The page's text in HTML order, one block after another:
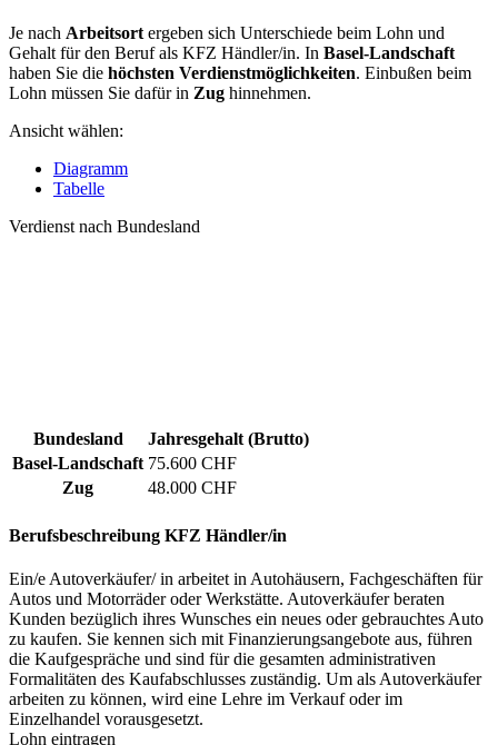
Je nach Arbeitsort ergeben sich Unterschiede beim Lohn und
Gehalt für den Beruf als KFZ Händler/in. In Basel-Landschaft
haben Sie die höchsten Verdienstmöglichkeiten. Einbußen beim
Lohn müssen Sie dafür in Zug hinnehmen.
Ansicht wählen:
Diagramm
Tabelle
Verdienst nach Bundesland
Bundesland
Jahresgehalt (Brutto)
Basel-Landschaft 75.600 CHF
Zug
48.000 CHF
Berufsbeschreibung KFZ Händler/in
Ein/e Autoverkäufer/ in arbeitet in Autohäusern, Fachgeschäften für
Autos und Motorräder oder Werkstätte. Autoverkäufer beraten
Kunden bezüglich ihres Wunsches ein neues oder gebrauchtes Auto
zu kaufen. Sie kennen sich mit Finanzierungsangebote aus, führen
die Kaufgespräche und sind für die gesamten administrativen
Formalitäten des Kaufabschlusses zuständig. Um als Autoverkäufer
arbeiten zu können, wird eine Lehre im Verkauf oder im
Einzelhandel vorausgesetzt.
Lohn eintragen